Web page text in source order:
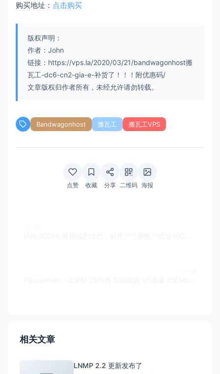
购买地址： 点击购买
版权声明：
作者：John
链接：https://vps.la/2020/03/21/bandwagonhost搬
瓦工-dc6-cn2-gia-e-补货了！！！附优惠码/
文章版权归作者所有，未经允许请勿转载。
Bandwagonhost 搬瓦工 搬瓦工VPS
点赞 收藏 分享 二维码 海报
相关文章
LNMP 2.2 更新发布了